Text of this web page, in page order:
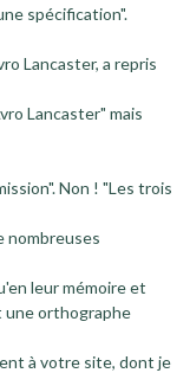
spécification".
Lancaster, a repris
Lancaster" mais
Non ! "Les trois
leur mémoire et
une orthographe
à votre site, dont je